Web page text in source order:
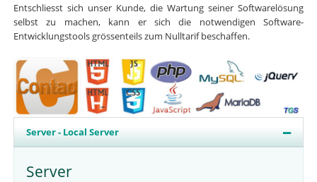
Entschliesst sich unser Kunde, die Wartung seiner Softwarelösung
selbst zu machen, kann er sich die notwendigen Software-
Entwicklungstools grössenteils zum Nulltarif beschaffen.
Server - Local Server
Server